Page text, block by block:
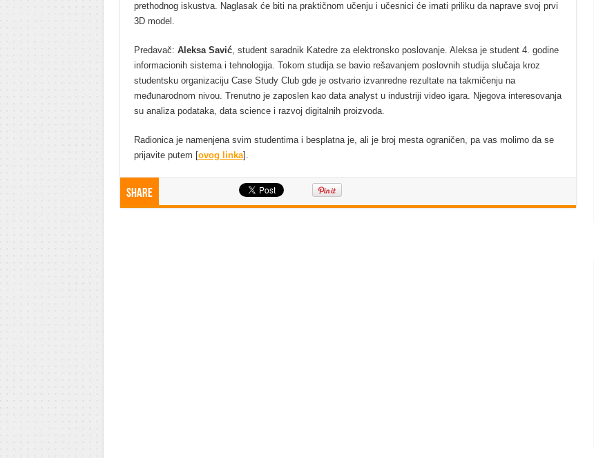
prethodnog iskustva. Naglasak će biti na praktičnom učenju i učesnici će imati priliku da naprave svoj prvi
3D model.
Predavač: Aleksa Savić, student saradnik Katedre za elektronsko poslovanje. Aleksa je student 4. godine
informacionih sistema i tehnologija. Tokom studija se bavio rešavanjem poslovnih studija slučaja kroz
studentsku organizaciju Case Study Club gde je ostvario izvanredne rezultate na takmičenju na
međunarodnom nivou. Trenutno je zaposlen kao data analyst u industriji video igara. Njegova interesovanja
su analiza podataka, data science i razvoj digitalnih proizvoda.
Radionica je namenjena svim studentima i besplatna je, ali je broj mesta ograničen, pa vas molimo da se
prijavite putem [ovog linka].
Share